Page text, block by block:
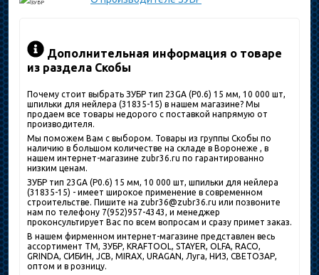
Дополнительная информация о товаре
из раздела Скобы
Почему стоит выбрать ЗУБР тип 23GA (P0.6) 15 мм, 10 000 шт,
шпильки для нейлера (31835-15) в нашем магазине? Мы
продаем все товары недорого с поставкой напрямую от
производителя.
Мы поможем Вам с выбором. Товары из группы Скобы по
наличию в большом количестве на складе в Воронеже , в
нашем интернет-магазине zubr36.ru по гарантированно
низким ценам.
ЗУБР тип 23GA (P0.6) 15 мм, 10 000 шт, шпильки для нейлера
(31835-15) - имеет широкое применение в современном
строительстве. Пишите на zubr36@zubr36.ru или позвоните
нам по телефону 7(952)957-4343, и менеджер
проконсультирует Вас по всем вопросам и сразу примет заказ.
В нашем фирменном интернет-магазине представлен весь
ассортимент ТМ, ЗУБР, KRAFTOOL, STAYER, OLFA, RACO,
GRINDA, СИБИН, JCB, MIRAX, URAGAN, Луга, НИЗ, СВЕТОЗАР,
оптом и в розницу.